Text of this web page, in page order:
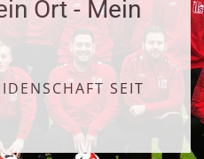
Ort - Mein
SEIT